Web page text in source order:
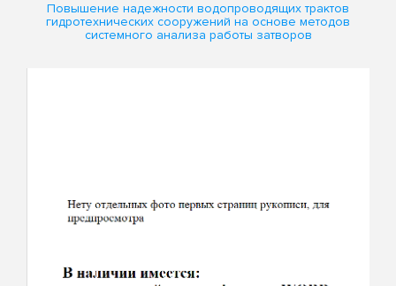
Повышение надежности водопроводящих трактов
гидротехнических сооружений на основе методов
системного анализа работы затворов